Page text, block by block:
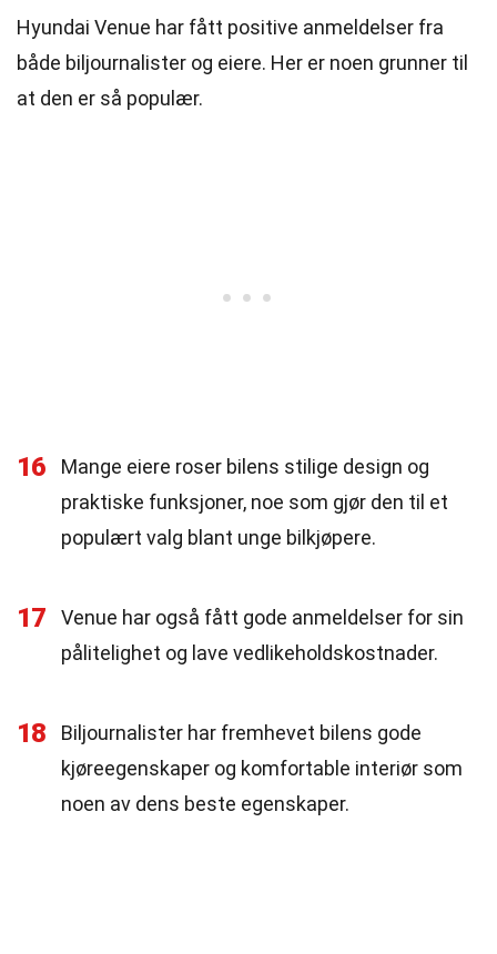
Hyundai Venue har fått positive anmeldelser fra
både biljournalister og eiere. Her er noen grunner til
at den er så populær.
16
Mange eiere roser bilens stilige design og
praktiske funksjoner, noe som gjør den til et
populært valg blant unge bilkjøpere.
17
Venue har også fått gode anmeldelser for sin
pålitelighet og lave vedlikeholdskostnader.
18
Biljournalister har fremhevet bilens gode
kjøreegenskaper og komfortable interiør som
noen av dens beste egenskaper.